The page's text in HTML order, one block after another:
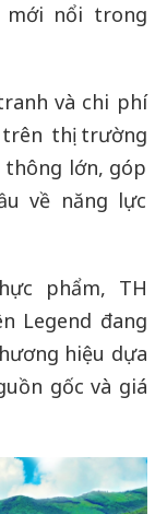
mới nổi trong
và chi phí
thị trường
lớn, góp
về năng lực
phẩm, TH
Legend đang
hiệu dựa
gốc và giá